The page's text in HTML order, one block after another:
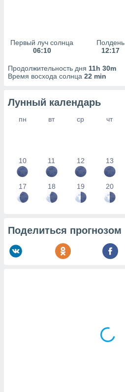
Первый луч солнца
06:10
Полдень
12:17
Продолжительность дня 11h 30m
Время восхода солнца 22 min
Лунный календарь
пн вт ср чт
10 11 12 13
17 18 19 20
Поделиться прогнозом